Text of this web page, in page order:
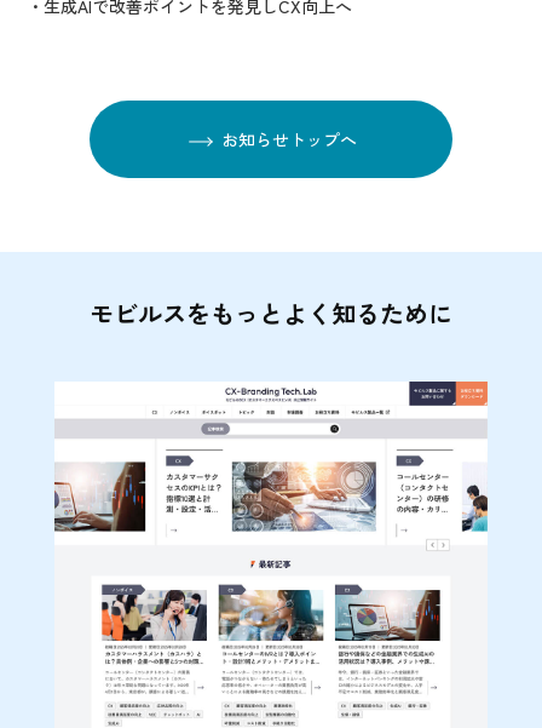
・生成AIで改善ポイントを発見しCX向上へ
お知らせトップへ
モビルスをもっとよく知るために